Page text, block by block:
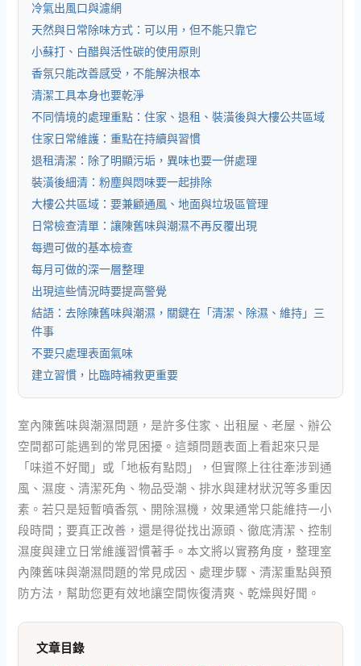
冷氣出風口與濾網
天然與日常除味方式：可以用，但不能只靠它
小蘇打、白醋與活性碳的使用原則
香氛只能改善感受，不能解決根本
清潔工具本身也要乾淨
不同情境的處理重點：住家、退租、裝潢後與大樓公共區域
住家日常維護：重點在持續與習慣
退租清潔：除了明顯污垢，異味也要一併處理
裝潢後細清：粉塵與悶味要一起排除
大樓公共區域：要兼顧通風、地面與垃圾區管理
日常檢查清單：讓陳舊味與潮濕不再反覆出現
每週可做的基本檢查
每月可做的深一層整理
出現這些情況時要提高警覺
結語：去除陳舊味與潮濕，關鍵在「清潔、除濕、維持」三
件事
不要只處理表面氣味
建立習慣，比臨時補救更重要
室內陳舊味與潮濕問題，是許多住家、出租屋、老屋、辦公
空間都可能遇到的常見困擾。這類問題表面上看起來只是
「味道不好聞」或「地板有點悶」，但實際上往往牽涉到通
風、濕度、清潔死角、物品受潮、排水與建材狀況等多重因
素。若只是短暫噴香氛、開除濕機，效果通常只能維持一小
段時間；要真正改善，還是得從找出源頭、徹底清潔、控制
濕度與建立日常維護習慣著手。本文將以實務角度，整理室
內陳舊味與潮濕問題的常見成因、處理步驟、清潔重點與預
防方法，幫助您更有效地讓空間恢復清爽、乾燥與好聞。
文章目錄